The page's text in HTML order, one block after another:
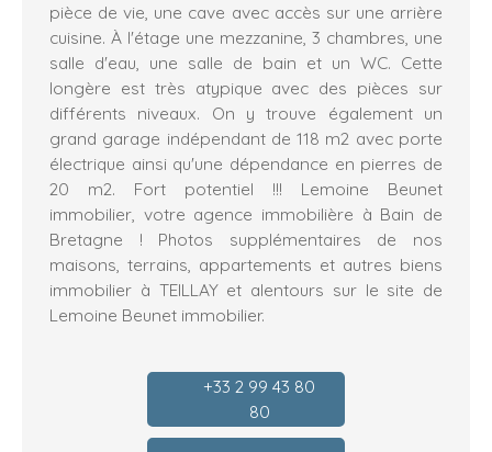
pièce de vie, une cave avec accès sur une arrière
cuisine. À l'étage une mezzanine, 3 chambres, une
salle d'eau, une salle de bain et un WC. Cette
longère est très atypique avec des pièces sur
différents niveaux. On y trouve également un
grand garage indépendant de 118 m2 avec porte
électrique ainsi qu'une dépendance en pierres de
20 m2. Fort potentiel !!! Lemoine Beunet
immobilier, votre agence immobilière à Bain de
Bretagne ! Photos supplémentaires de nos
maisons, terrains, appartements et autres biens
immobilier à TEILLAY et alentours sur le site de
Lemoine Beunet immobilier.
+33 2 99 43 80
80